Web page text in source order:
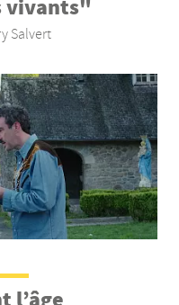
vivants"
Salvert